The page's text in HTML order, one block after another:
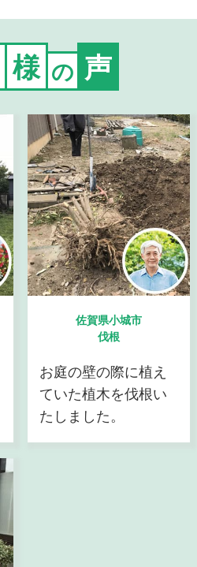
様 の 声
佐賀県小城市
伐根
お庭の壁の際に植え
ていた植木を伐根い
たしました。